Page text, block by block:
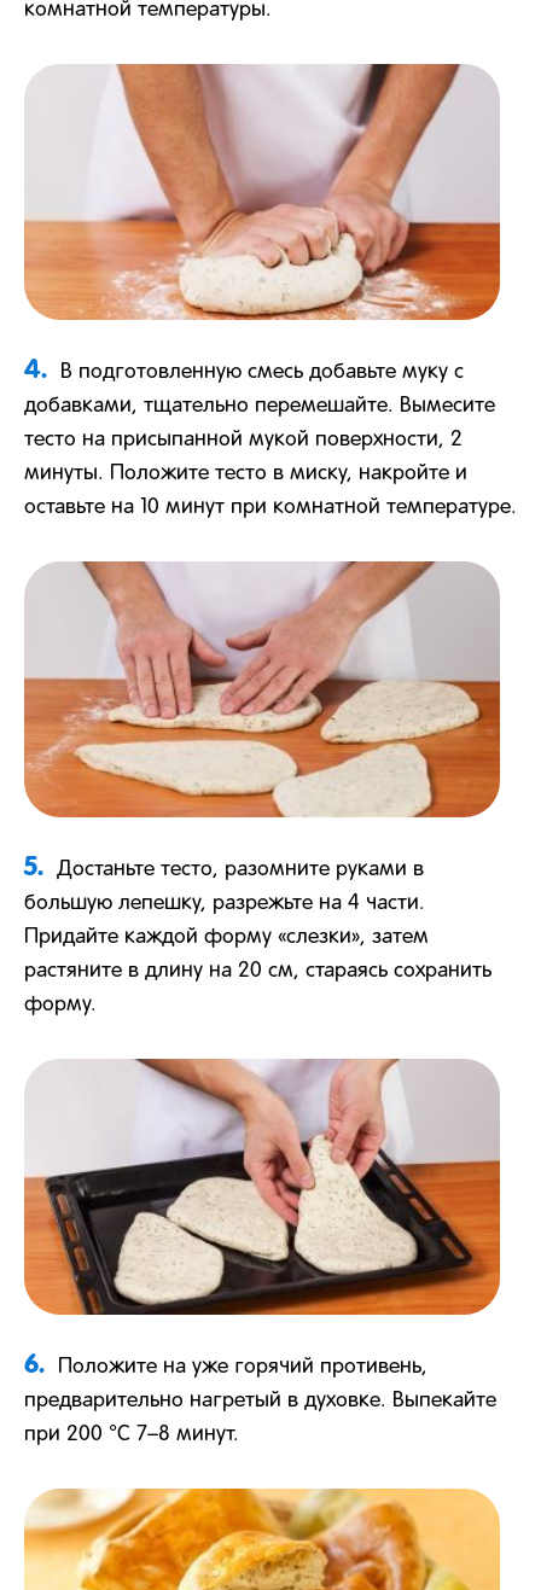
комнатной температуры.
4.
В подготовленную смесь добавьте муку с
добавками, тщательно перемешайте. Вымесите
тесто на присыпанной мукой поверхности, 2
минуты. Положите тесто в миску, накройте и
оставьте на 10 минут при комнатной температуре.
5.
Достаньте тесто, разомните руками в
большую лепешку, разрежьте на 4 части.
Придайте каждой форму «слезки», затем
растяните в длину на 20 см, стараясь сохранить
форму.
6.
Положите на уже горячий противень,
предварительно нагретый в духовке. Выпекайте
при 200 °С 7–8 минут.